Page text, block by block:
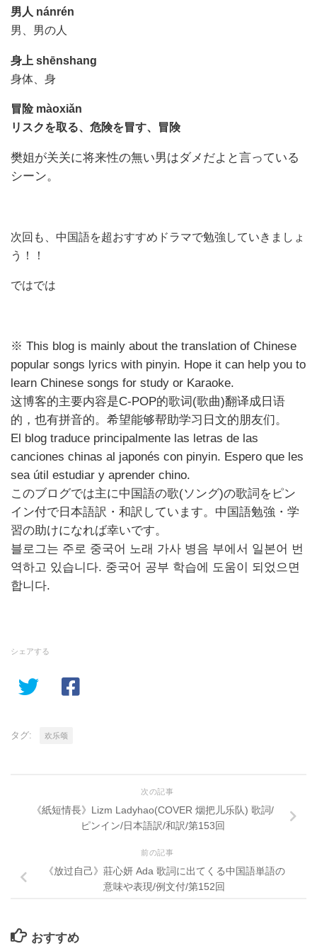
男人 nánrén
男、男の人
身上 shēnshang
身体、身
冒险 màoxiǎn
リスクを取る、危険を冒す、冒険
樊姐が关关に将来性の無い男はダメだよと言っている
シーン。
次回も、中国語を超おすすめドラマで勉強していきましょ
う！！
ではでは
※ This blog is mainly about the translation of Chinese
popular songs lyrics with pinyin. Hope it can help you to
learn Chinese songs for study or Karaoke.
这博客的主要内容是C-POP的歌词 (歌曲)翻译成日语
的，也有拼音的。希望能够帮助学习日文的朋友们。
El blog traduce principalmente las letras de las
canciones chinas al japonés con pinyin. Espero que les
sea útil estudiar y aprender chino.
このブログでは主に中国語の歌(ソング)の歌詞をピン
イン付で日本語訳・和訳しています。中国語勉強・学
習の助けになれば幸いです。
블로그는 주로 중국어 노래 가사 병음 부에서 일본어 번
역하고 있습니다. 중국어 공부 학습에 도움이 되었으면
합니다.
シェアする
タグ: 欢乐颂
次の記事
《紙短情長》Lizm Ladyhao(COVER 烟把儿乐队) 歌詞/
ピンイン/日本語訳/和訳/第153回
前の記事
《放过自己》莊心妍 Ada 歌詞に出てくる中国語単語の
意味や表現/例文付/第152回
おすすめ